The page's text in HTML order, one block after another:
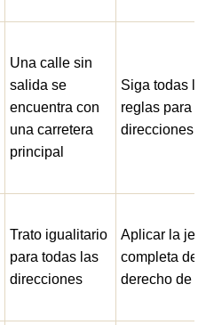
Una calle sin
salida se
encuentra con
una carretera
principal
Siga todas
reglas para
direcciones
Trato igualitario
para todas las
direcciones
Aplicar la
completa de
derecho de